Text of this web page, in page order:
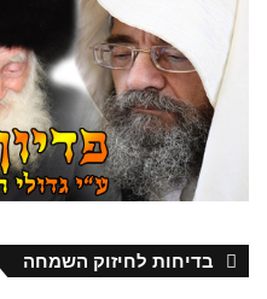
בדיחות לחיזוק השמחה